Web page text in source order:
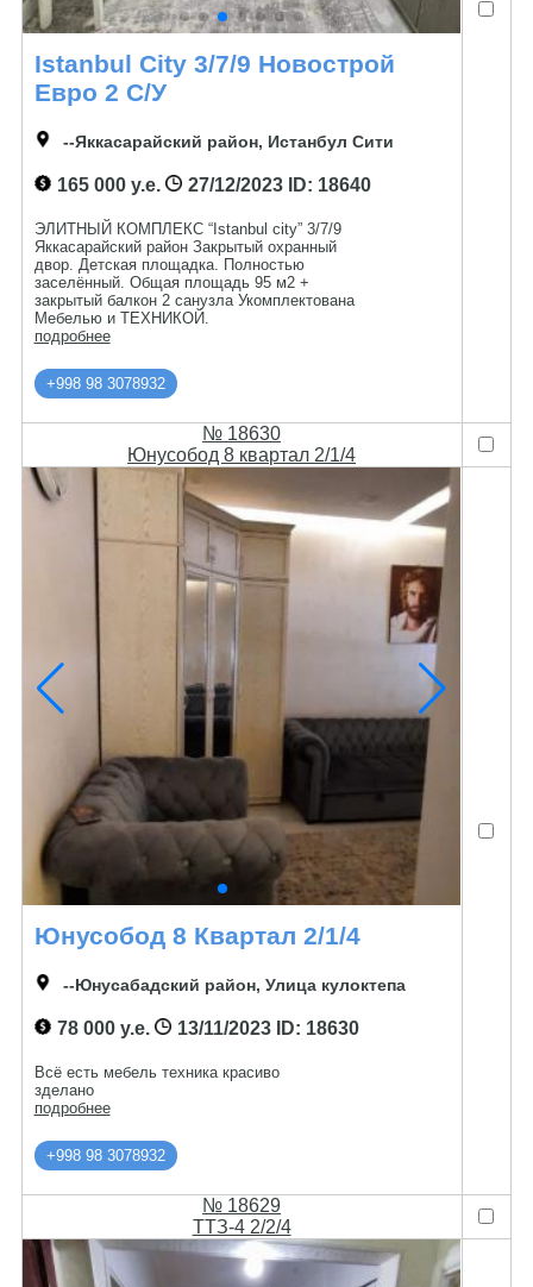
Istanbul City 3/7/9 Новострой
Евро 2 С/у
--Яккасарайский район, Истанбул Сити
165 000 у.е. 27/12/2023ID: 18640
ЭЛИТНЫЙ КОМПЛЕКС “Istanbul city” 3/7/9
Яккасарайский район Закрытый охранный
двор. Детская площадка. Полностью
заселённый. Общая площадь 95 м2 +
закрытый балкон 2 санузла Укомплектована
Мебелью и ТЕХНИКОЙ.
подробнее
+998 98 3078932
№ 18630
Юнусобод 8 квартал 2/1/4
Юнусобод 8 Квартал 2/1/4
--Юнусабадский район, Улица кулоктепа
78 000 у.е. 13/11/2023ID: 18630
Всё есть мебель техника красиво
зделано
подробнее
+998 98 3078932
№ 18629
ТТЗ-4 2/2/4